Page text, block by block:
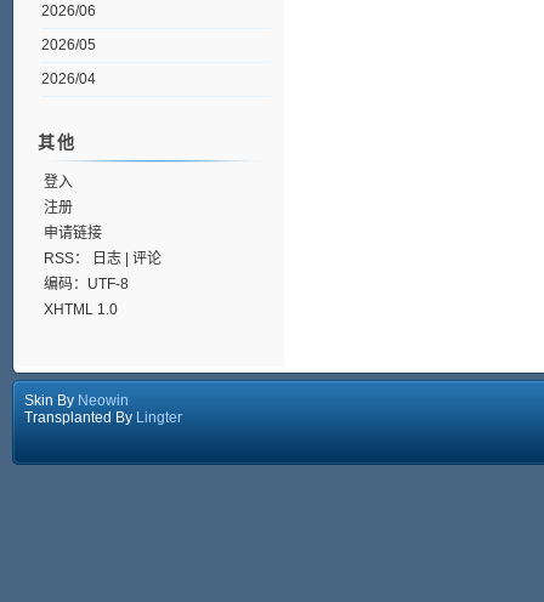
2026/06
2026/05
2026/04
其他
登入
注册
申请链接
RSS：
日志| 评论
编码：UTF-8
XHTML 1.0
Skin By Neowin
Transplanted By Lingter